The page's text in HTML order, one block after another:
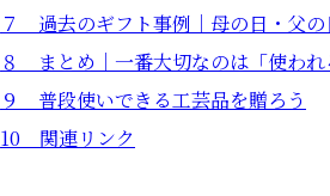
７ 過去のギフト事例｜母の日・父の
８ まとめ｜一番大切なのは「使われ
９ 普段使いできる工芸品を贈ろう
10 関連リンク